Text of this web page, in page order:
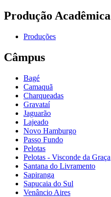
Produção Acadêmica
Produções
Câmpus
Bagé
Camaquã
Charqueadas
Gravataí
Jaguarão
Lajeado
Novo Hamburgo
Passo Fundo
Pelotas
Pelotas - Visconde da Graça
Santana do Livramento
Sapiranga
Sapucaia do Sul
Venâncio Aires